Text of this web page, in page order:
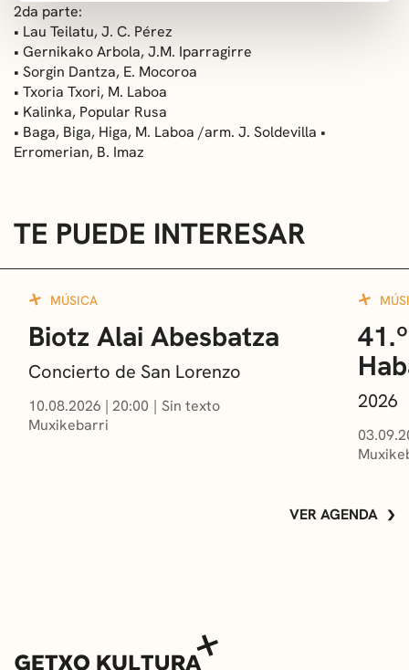
2da parte:
• Lau Teilatu, J. C. Pérez
• Gernikako Arbola, J.M. Iparragirre
• Sorgin Dantza, E. Mocoroa
• Txoria Txori, M. Laboa
• Kalinka, Popular Rusa
• Baga, Biga, Higa, M. Laboa /arm. J. Soldevilla •
Erromerian, B. Imaz
TE PUEDE INTERESAR
MÚSICA
Biotz Alai Abesbatza
Concierto de San Lorenzo
10.08.2026 | 20:00
Sin texto
Muxikebarri
2026
VER AGENDA